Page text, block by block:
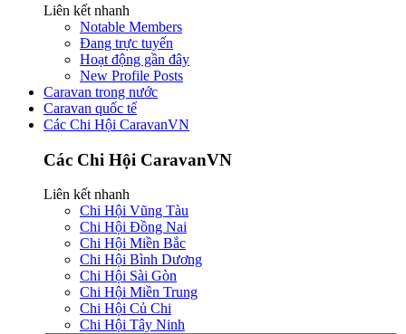
Liên kết nhanh
Notable Members
Đang trực tuyến
Hoạt động gần đây
New Profile Posts
Caravan trong nước
Caravan quốc tế
Các Chi Hội CaravanVN
Các Chi Hội CaravanVN
Liên kết nhanh
Chi Hội Vũng Tàu
Chi Hội Đồng Nai
Chi Hội Miền Bắc
Chi Hội Bình Dương
Chi Hội Sài Gòn
Chi Hội Miền Trung
Chi Hội Củ Chi
Chi Hội Tây Ninh